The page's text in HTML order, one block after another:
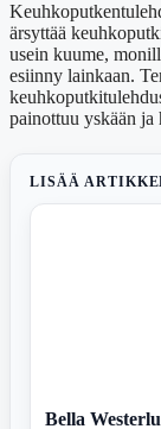
ärsyttää
usein kuume,
esiinny lainkaan.
painottuu yskään ja
LISÄÄ
Bella